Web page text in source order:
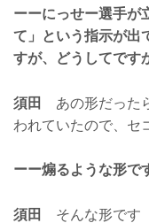
ーーにっせー選手が
て」という指示が出
すが、どうしてです
須田
あの形だった
われていたので、セ
ーー煽るような形で
須田 そんな形です